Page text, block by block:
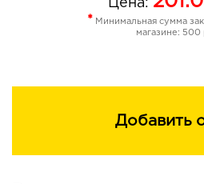
Цена:
* Минимальная сумма
магазине: 500
Добавить